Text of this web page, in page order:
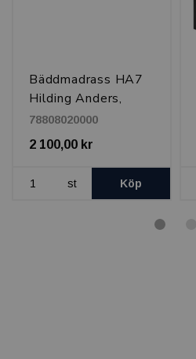
Bäddmadrass HA7
Hilding Anders,
80x200 x7 cm
78808020000
2 100,00 kr
st Köp